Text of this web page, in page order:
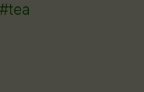
#tea